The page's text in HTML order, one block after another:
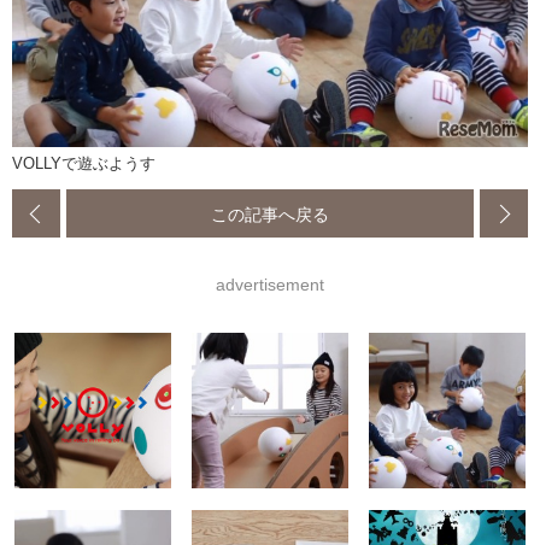
VOLLYで遊ぶようす
この記事へ戻る
advertisement